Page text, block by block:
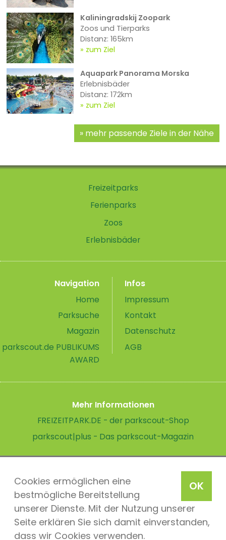
OK
Cookies ermöglichen eine
bestmögliche Bereitstellung
unserer Dienste. Mit der Nutzung unserer
Seite erklären Sie sich damit einverstanden,
dass wir Cookies verwenden.
Kaliningradskij Zoopark
Zoos und Tierparks
Distanz: 165km
zum Ziel
Aquapark Panorama Morska
Erlebnisbäder
Distanz: 172km
zum Ziel
mehr passende Ziele in der Nähe
Freizeitparks
Ferienparks
Zoos
Erlebnisbäder
Navigation
Home
Parksuche
Magazin
parkscout.de PUBLIKUMS
AWARD
Infos
Impressum
Kontakt
Datenschutz
AGB
Mehr Informationen
FREIZEITPARK.DE - der parkscout-Shop
parkscout|plus - Das parkscout-Magazin